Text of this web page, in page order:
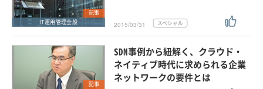
記事
IT運用管理全般
2015/03/31
記事
SDN事例から紐解く、クラウド・
ネイティブ時代に求められる企業
ネットワークの要件とは